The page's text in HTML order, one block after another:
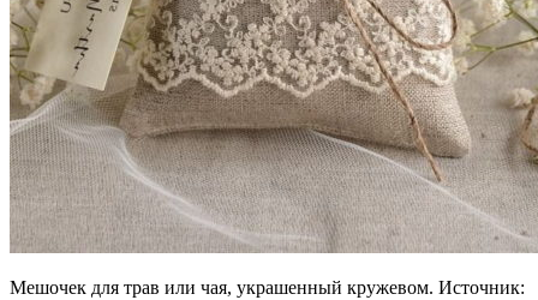
Мешочек для трав или чая, украшенный кружевом. Источник: